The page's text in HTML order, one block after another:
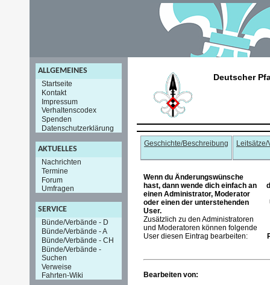
ALLGEMEINES
Startseite
Kontakt
Impressum
Verhaltenscodex
Spenden
Datenschutzerklärung
AKTUELLES
Nachrichten
Termine
Forum
Umfragen
SERVICE
Bünde/Verbände - D
Bünde/Verbände - A
Bünde/Verbände - CH
Bünde/Verbände -
Suchen
Verweise
Fahrten-Wiki
Deutscher
Geschichte/Beschreibung
Wenn du Änderungswünsche
hast, dann wende dich einfach an
einen Administrator, Moderator
oder einen der unterstehenden
User.
Zusätzlich zu den Administratoren
und Moderatoren können folgende
User diesen Eintrag bearbeiten:
Bearbeiten von: